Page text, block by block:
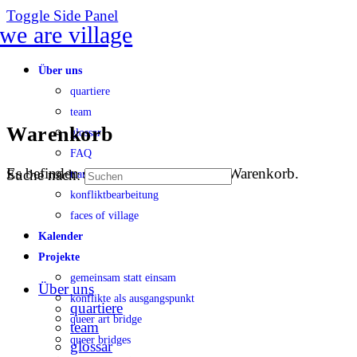
Toggle Side Panel
Über uns
quartiere
team
glossar
FAQ
transparenz
konfliktbearbeitung
faces of village
Kalender
Projekte
gemeinsam statt einsam
konflikte als ausgangspunkt
queer art bridge
queer bridges
Warenkorb
Es befinden sich keine Produkte im Warenkorb.
Suche nach:
Über uns
quartiere
team
glossar